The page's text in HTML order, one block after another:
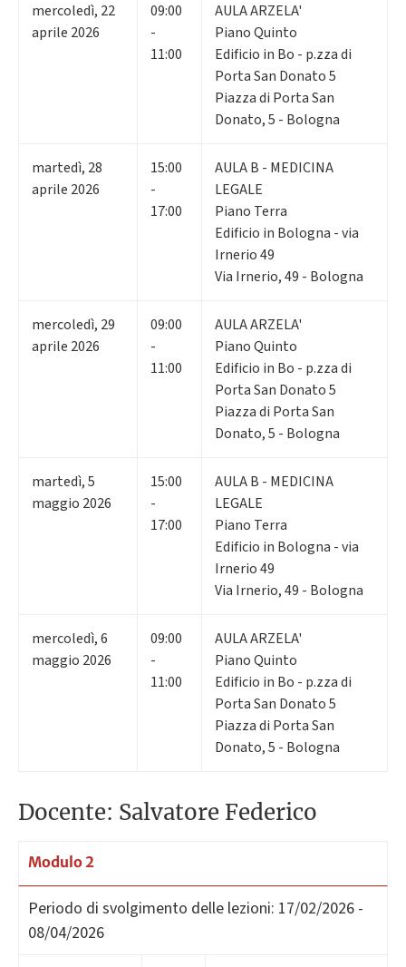
mercoledì, 22
aprile 2026
09:00
-
11:00
AULA ARZELA'
Piano Quinto
Edificio in Bo - p.zza di
Porta San Donato 5
Piazza di Porta San
Donato, 5 - Bologna
martedì, 28
aprile 2026
15:00
-
17:00
AULA B - MEDICINA
LEGALE
Piano Terra
Edificio in Bologna - via
Irnerio 49
Via Irnerio, 49 - Bologna
mercoledì, 29
aprile 2026
09:00
-
11:00
AULA ARZELA'
Piano Quinto
Edificio in Bo - p.zza di
Porta San Donato 5
Piazza di Porta San
Donato, 5 - Bologna
martedì,5
maggio 2026
15:00
-
17:00
AULA B - MEDICINA
LEGALE
Piano Terra
Edificio in Bologna - via
Irnerio 49
Via Irnerio, 49 - Bologna
mercoledì,6
maggio 2026
09:00
-
11:00
AULA ARZELA'
Piano Quinto
Edificio in Bo - p.zza di
Porta San Donato 5
Piazza di Porta San
Donato, 5 - Bologna
Docente: Salvatore Federico
Modulo 2
Periodo di svolgimento delle lezioni: 17/02/2026 -
08/04/2026